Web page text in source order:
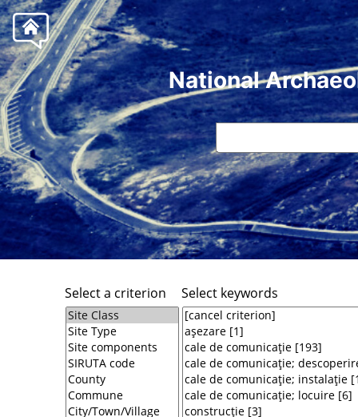
National
Select a criterion Select keywords